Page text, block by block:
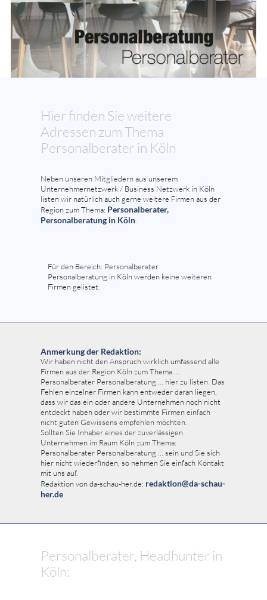
Hier finden Sie weitere
Adressen zum Thema
Personalberater in Köln
Neben unseren Mitgliedern aus unserem
Unternehmernetzwerk / Business Netzwerk in Köln
listen wir natürlich auch gerne weitere Firmen aus der
Region zum Thema: Personalberater,
Personalberatung in Köln
Für den Bereich: Personalberater
Personalberatung in Köln werden keine weiteren
Firmen gelistet.
Anmerkung der Redaktion:
Wir haben nicht den Anspruch wirklich umfassend alle
Firmen aus der Region Köln zum Thema ...
Personalberater Personalberatung ... hier zu listen. Das
Fehlen einzelner Firmen kann entweder daran liegen,
dass wir das ein oder andere Unternehmen noch nicht
entdeckt haben oder wir bestimmte Firmen einfach
nicht guten Gewissens empfehlen möchten.
Sollten Sie Inhaber eines der zuverlässigen
Unternehmen im Raum Köln zum Thema:
Personalberater Personalberatung ... sein und Sie sich
hier nicht wiederfinden, so nehmen Sie einfach Kontakt
mit uns auf.
Redaktion von da-schau-her.de: redaktion@da-schau-
her.de
Personalberater, Headhunter in
Köln: